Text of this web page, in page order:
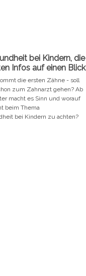
bei Kindern, die
Infos auf einen Blick
die ersten Zähne - soll
zum Zahnarzt gehen? Ab
macht es Sinn und worauf
beim Thema
bei Kindern zu achten?